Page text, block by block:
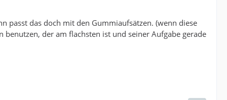
passt das doch mit den Gummiaufsätzen. (wenn diese
der am flachsten ist und seiner Aufgabe gerade